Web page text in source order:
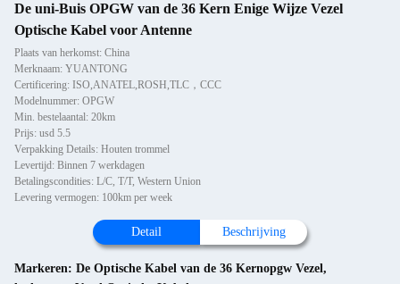
De uni-Buis OPGW van de 36 Kern Enige Wijze Vezel
Optische Kabel voor Antenne
Plaats van herkomst: China
Merknaam: YUANTONG
Certificering: ISO,ANATEL,ROSH,TLC，CCC
Modelnummer: OPGW
Min. bestelaantal: 20km
Prijs: usd 5.5
Verpakking Details: Houten trommel
Levertijd: Binnen 7 werkdagen
Betalingscondities: L/C, T/T, Western Union
Levering vermogen: 100km per week
Detail Beschrijving
Markeren: De Optische Kabel van de 36 Kernopgw Vezel,